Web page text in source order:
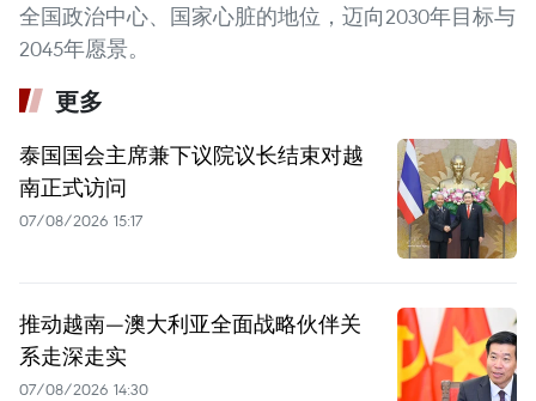
全国政治中心、国家心脏的地位，迈向2030年目标与
2045年愿景。
更多
泰国国会主席兼下议院议长结束对越
南正式访问
07/08/2026 15:17
推动越南—澳大利亚全面战略伙伴关
系走深走实
07/08/2026 14:30